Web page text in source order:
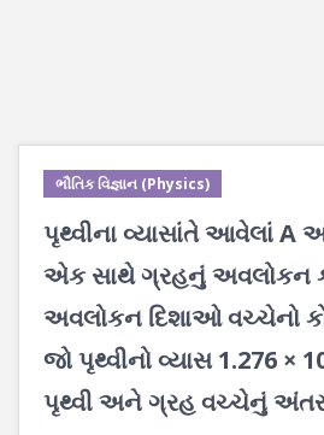
ભૌતિક વિજ્ઞાન (Physics)
પૃથ્વીના વ્યાસાંતે આવેલાં A
એક સાથે ગ્રહનું અવલોકન
અવલોકન દિશાઓ વચ્ચેનો
જો પૃથ્વીનો વ્યાસ 1.276 ×
પૃથ્વી અને ગ્રહ વચ્ચેનું અંતર